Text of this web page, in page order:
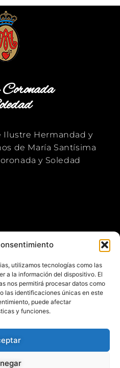
utilizamos tecnologías como las
a la información del dispositivo. El
nos permitirá procesar datos como
las identificaciones únicas en este
puede afectar
y funciones.
Ilustre Hermandad y
de María Santísima
y Soledad